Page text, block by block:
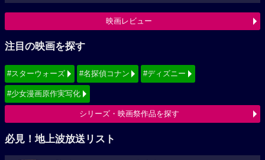
映画レビュー
注目の映画を探す
#スターウォーズ #名探偵コナン #ディズニー
#少女漫画原作実写化
シリーズ・映画祭作品を探す
必見！地上波放送リスト